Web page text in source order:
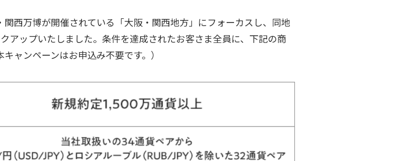
関西万博が開催されている「大阪・関西地方」にフォーカスし、同地
アップいたしました。条件を達成されたお客さま全員に、下記の商
ャンペーンはお申込み不要です。）